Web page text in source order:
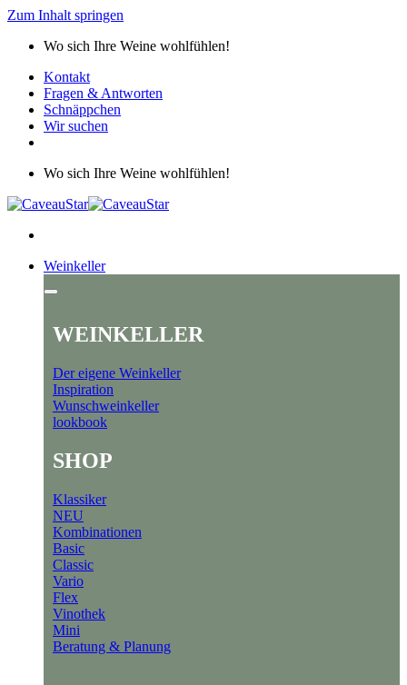
Zum Inhalt springen
Wo sich Ihre Weine wohlfühlen!
Kontakt
Fragen & Antworten
Schnäppchen
Wir suchen
Wo sich Ihre Weine wohlfühlen!
Weinkeller
WEINKELLER
Der eigene Weinkeller
Inspiration
Wunschweinkeller
lookbook
SHOP
Klassiker
NEU
Kombinationen
Basic
Classic
Vario
Flex
Vinothek
Mini
Beratung & Planung